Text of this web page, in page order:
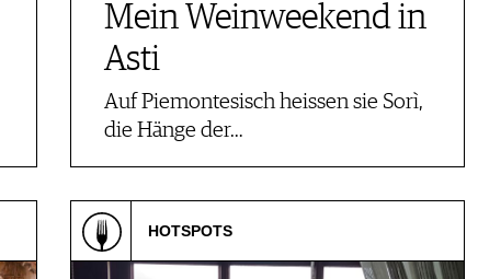
Mein Weinweekend in
Asti
Auf Piemontesisch heissen sie Sorì,
die Hänge der…
HOTSPOTS